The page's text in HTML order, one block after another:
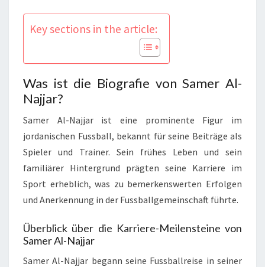
Key sections in the article:
Was ist die Biografie von Samer Al-
Najjar?
Samer Al-Najjar ist eine prominente Figur im
jordanischen Fussball, bekannt für seine Beiträge als
Spieler und Trainer. Sein frühes Leben und sein
familiärer Hintergrund prägten seine Karriere im
Sport erheblich, was zu bemerkenswerten Erfolgen
und Anerkennung in der Fussballgemeinschaft führte.
Überblick über die Karriere-Meilensteine von
Samer Al-Najjar
Samer Al-Najjar begann seine Fussballreise in seiner